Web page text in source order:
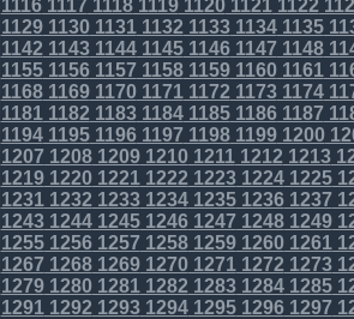
11161117 11181119112011211122
1129113011311132 113311341135
1142 11431144114511461147 1148
115511561157 1158115911601161
11681169117011711172 11731174
11811182 11831184118511861187
1194119511961197 119811991200
1207 12081209121012111212 1213
1219122012211222 122312241225
12311232 12331234123512361237
12431244124512461247 12481249
125512561257 1258125912601261
1267 12681269127012711272 1273
1279128012811282 128312841285
12911292 12931294129512961297